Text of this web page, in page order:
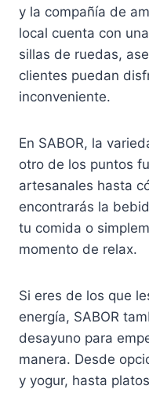
y la compañía de
local cuenta con
sillas de ruedas,
clientes puedan
inconveniente.
En SABOR, la
otro de los puntos
artesanales hasta
encontrarás la
tu comida o
momento de relax.
Si eres de los que
energía, SABOR
desayuno para
manera. Desde
y yogur, hasta